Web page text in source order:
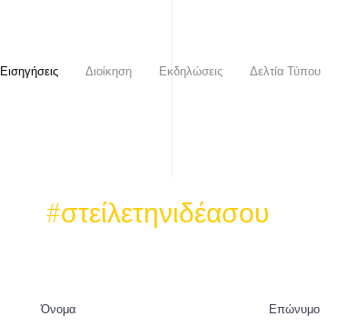
Εισηγήσεις Διοίκηση Εκδηλώσεις Δελτία Τύπου
#στείλετηνιδέασου
Όνομα Επώνυμο